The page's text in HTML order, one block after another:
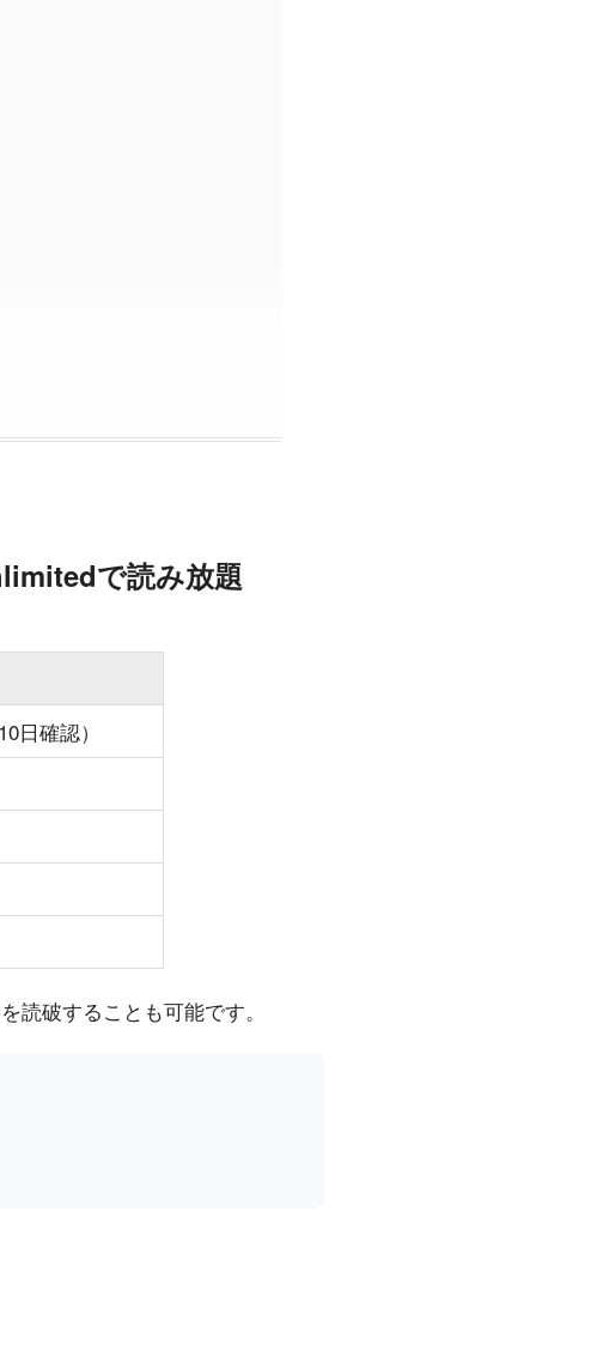
で読み放題
日確認）
読破することも可能です。